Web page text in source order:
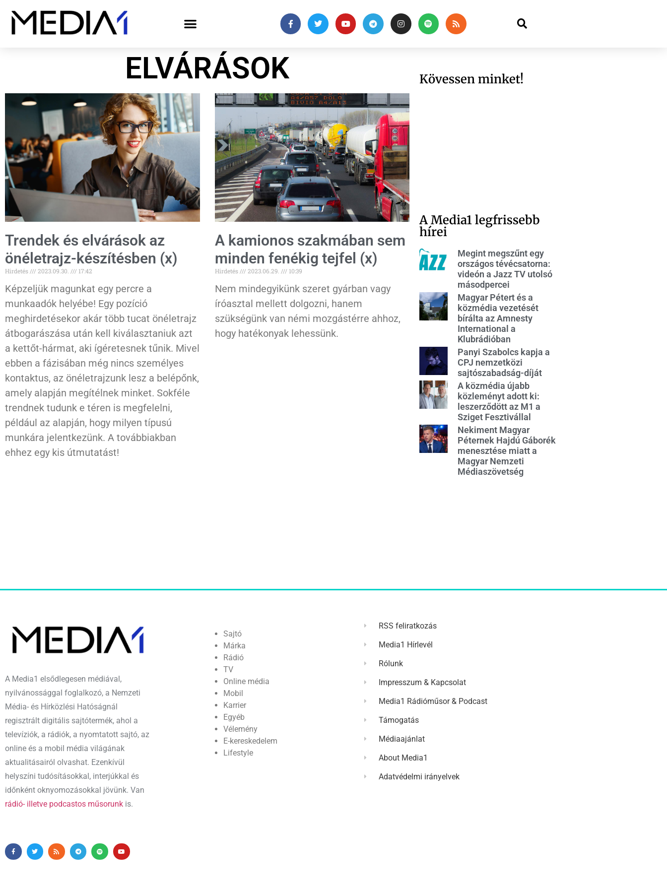
ELVÁRÁSOK
Trendek és elvárások az
önéletrajz-készítésben (x)
Hirdetés 2023.09.30. 17:42
Képzeljük magunkat egy percre a
munkaadók helyébe! Egy pozíció
meghirdetésekor akár több tucat önéletrajz
átbogarászása után kell kiválasztaniuk azt
a kettőt-hármat, aki ígéretesnek tűnik. Mivel
ebben a fázisában még nincs személyes
kontaktus, az önéletrajzunk lesz a belépőnk,
amely alapján megítélnek minket. Sokféle
trendnek tudunk e téren is megfelelni,
például az alapján, hogy milyen típusú
munkára jelentkezünk. A továbbiakban
ehhez egy kis útmutatást!
A kamionos szakmában sem
minden fenékig tejfel (x)
Hirdetés 2023.06.29. 10:39
Nem mindegyikünk szeret gyárban vagy
íróasztal mellett dolgozni, hanem
szükségünk van némi mozgástérre ahhoz,
hogy hatékonyak lehessünk.
Kövessen minket!
A Media1 legfrissebb
hírei
Megint megszűnt egy
országos tévécsatorna:
videón a Jazz TV utolsó
másodpercei
Magyar Pétert és a
közmédia vezetését
bírálta az Amnesty
International a
Klubrádióban
Panyi Szabolcs kapja a
CPJ nemzetközi
sajtószabadság-díját
A közmédia újabb
közleményt adott ki:
leszerződött az M1 a
Sziget Fesztivállal
Nekiment Magyar
Péternek Hajdú Gáborék
menesztése miatt a
Magyar Nemzeti
Médiaszövetség
A Media1 elsődlegesen médiával,
nyilvánossággal foglalkozó, a Nemzeti
Média- és Hírközlési Hatóságnál
regisztrált digitális sajtótermék, ahol a
televíziók, a rádiók, a nyomtatott sajtó, az
online és a mobil média világának
aktualitásairól olvashat. Ezenkívül
helyszíni tudósításokkal, interjúkkal és
időnként oknyomozásokkal jövünk. Van
rádió- illetve podcastos műsorunk is.
Sajtó
Márka
Rádió
TV
Online média
Mobil
Karrier
Egyéb
Vélemény
E-kereskedelem
Lifestyle
RSS feliratkozás
Media1 Hírlevél
Rólunk
Impresszum & Kapcsolat
Media1 Rádióműsor & Podcast
Támogatás
Médiaajánlat
About Media1
Adatvédelmi irányelvek